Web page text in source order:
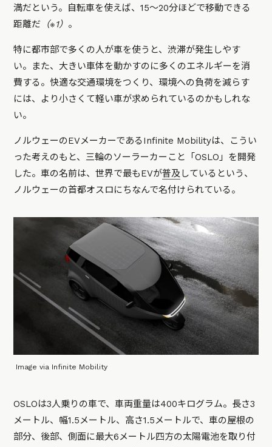
満だという。自転車を使えば、15～20分ほどで移動できる
距離だ （※1） 。
特に都市部で多くの人が車を使うと、渋滞が発生しやす
い。また、大きい車体を動かすのに多くのエネルギーを消
費する。快適な交通環境をつくり、環境への負荷を減らす
には、より小さくて軽い車が求められているのかもしれな
い。
ノルウェーのEVメーカーであるInfinite Mobilityは、こうい
った考えのもと、三輪のソーラーカーこと「OSLO」を開発
した。車の名前は、世界で最もEVが普及 しているという、
ノルウェーの首都オスロにちなんで名付けられている。
Image via Infinite Mobility
OSLOは3人乗りの車で、車両重量は400キログラム。長さ3
メートル、幅1.5メートル、高さ1.5メートルで、車の屋根の
部分、後部、側面に最大6メートル四方の太陽電池を取り付